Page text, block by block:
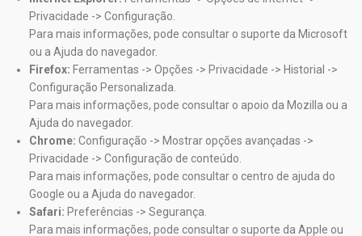
Privacidade -> Configuração.
Para mais informações, pode consultar o suporte da Microsoft
ou a Ajuda do navegador.
Firefox: Ferramentas -> Opções -> Privacidade -> Historial ->
Configuração Personalizada.
Para mais informações, pode consultar o apoio da Mozilla ou a
Ajuda do navegador.
Chrome: Configuração -> Mostrar opções avançadas ->
Privacidade -> Configuração de conteúdo.
Para mais informações, pode consultar o centro de ajuda do
Google ou a Ajuda do navegador.
Safari: Preferências -> Segurança.
Para mais informações, pode consultar o suporte da Apple ou